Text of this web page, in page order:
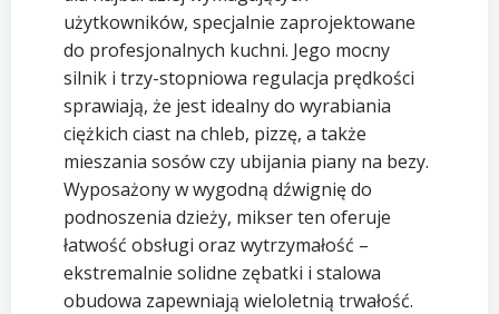
użytkowników, specjalnie zaprojektowane
do profesjonalnych kuchni. Jego mocny
silnik i trzy-stopniowa regulacja prędkości
sprawiają, że jest idealny do wyrabiania
ciężkich ciast na chleb, pizzę, a także
mieszania sosów czy ubijania piany na bezy.
Wyposażony w wygodną dźwignię do
podnoszenia dzieży, mikser ten oferuje
łatwość obsługi oraz wytrzymałość –
ekstremalnie solidne zębatki i stalowa
obudowa zapewniają wieloletnią trwałość.